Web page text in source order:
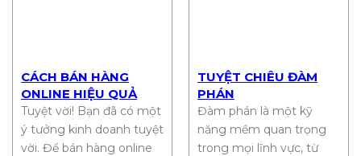
CÁCH BÁN HÀNG
ONLINE HIỆU QUẢ
Tuyệt vời! Bạn đã có một
ý tưởng kinh doanh tuyệt
vời. Để bán hàng online
TUYỆT CHIÊU ĐÀM
PHÁN
Đàm phán là một kỹ
năng mềm quan trọng
trong mọi lĩnh vực, từ